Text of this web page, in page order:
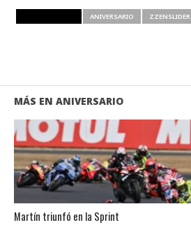
ANIVERSARIO ZZENSLIDER
MÁS EN ANIVERSARIO
Martín triunfó en la Sprint